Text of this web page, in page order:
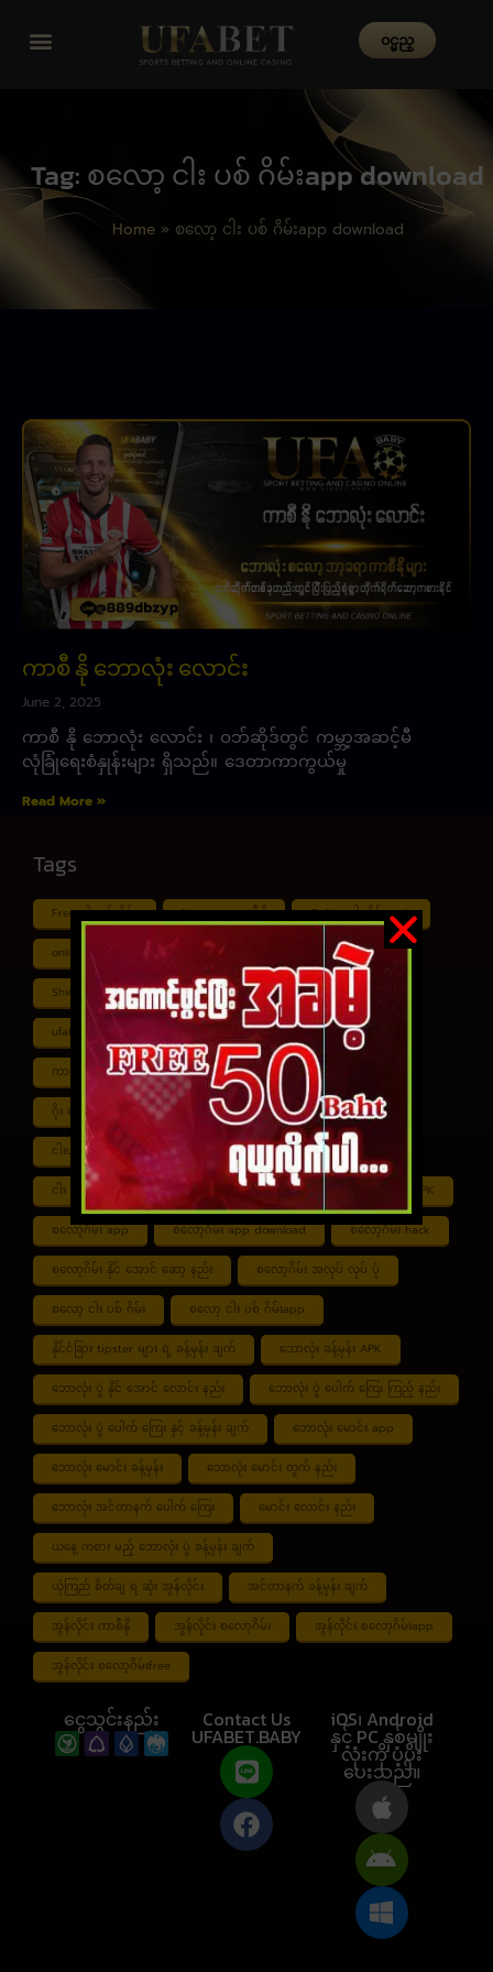
၀င္မည္
Tag: စလော့ ငါး ပစ် ဂိမ်းapp download
Home» စလော့ ငါး ပစ် ဂိမ်းapp download
ကာစီ နို ဘောလုံး လောင်း
June 2, 2025
ကာစီ နို ဘောလုံး လောင်း ၊ ဝဘ်ဆိုဒ်တွင် ကမ္ဘာ့အဆင့်မီ
လုံခြုံရေးစံနှုန်းများ ရှိသည်။ ဒေတာကာကွယ်မှု
Read More »
Tags
Free ငါး ပစ် ဂိမ်း Myanmar ကာစီနို Online ငါး ဂိမ်း apk
online ငါး ပစ် ဂိမ်းapp Shan Koe Mee ငါး ပစ် ဂိမ်း
Shwe ကာစီနို APK UFABET ufabet888
ufabet เข้าสู่ระบบ ကာစီနို ဂိမ်း
ကာစီနို ငါး ပစ် ဂိမ်း ကာစီနို စလော့ဂိမ်း ကျွဲ စလော့ဂိမ်း
ဂိုး ပေါင်း လောင်း နည်း ငါး ဂိမ်း ငွေ အကောင် ဆုံး
ငါးပစ်ဂိမ်း App download ငါး ပစ် ဂိမ်း link
ငါး ပစ် ဂိမ်း ဆော့ နည်း ငါး ပစ် ဂိမ်း ပိုက်ဆံ ရ စလော့ဂိမ်း APK
စလော့ဂိမ်း app စလော့ဂိမ်း app download စလော့ဂိမ်း hack
စလော့ဂိမ်း နိုင် အောင် ဆော့ နည်း စလော့ဂိမ်း အလုပ် လုပ် ပုံ
စလော့ ငါး ပစ် ဂိမ်း စလော့ ငါး ပစ် ဂိမ်းapp
နိုင်ငံခြား tipster များ ရဲ့ ခန့်မှန်း ချက် ဘောလုံး ခန့်မှန်း APK
ဘောလုံး ပွဲ နိုင် အောင် လောင်း နည်း ဘောလုံး ပွဲ ပေါက် ကြေး ကြည့် နည်း
ဘောလုံး ပွဲ ပေါက် ကြေး နှင့် ခန့်မှန်း ချက် ဘောလုံး မောင်း app
ဘောလုံး မောင်း ခန့်မှန်း ဘောလုံး မောင်း တွက် နည်း
ဘောလုံး အင်တာနက် ပေါက် ကြေး မောင်း လောင်း နည်း
ယနေ့ ကစား မည့် ဘောလုံး ပွဲ ခန့်မှန်း ချက်
ယုံကြည် စိတ်ချ ရ ဆုံး အွန်လိုင်း အင်တာနက် ခန့်မှန်း ချက်
အွန်လိုင်း ကာစီနို အွန်လိုင်း စလော့ဂိမ်း အွန်လိုင်း စလော့ဂိမ်းapp
အွန်လိုင်း စလော့ဂိမ်းfree
ငွေသွင်းနည်း Contact Us
UFABET.BABY
iOS၊ Android
နှင့် PC နှစ်မျိုး
လုံးကို ပံ့ပိုး
ပေးသည်။